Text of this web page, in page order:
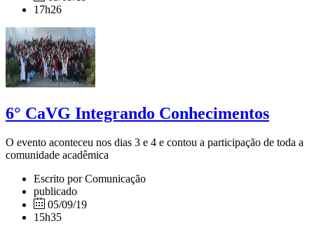
17h26
6° CaVG Integrando Conhecimentos
O evento aconteceu nos dias 3 e 4 e contou a participação de toda a
comunidade acadêmica
Escrito por Comunicação
publicado
05/09/19
15h35